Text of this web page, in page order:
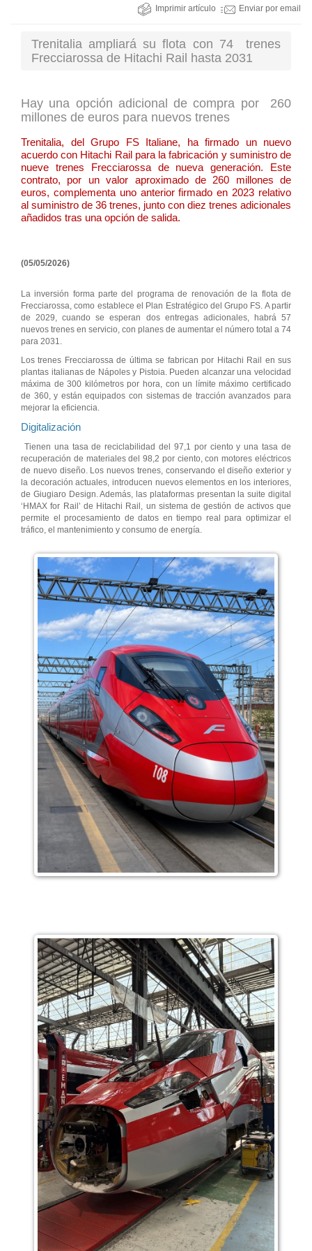
Imprimir artículo Enviar por email
Trenitalia ampliará su flota con 74 trenes
Frecciarossa de Hitachi Rail hasta 2031
Hay una opción adicional de compra por 260
millones de euros para nuevos trenes
Trenitalia, del Grupo FS Italiane, ha firmado un nuevo
acuerdo con Hitachi Rail para la fabricación y suministro de
nueve trenes Frecciarossa de nueva generación. Este
contrato, por un valor aproximado de 260 millones de
euros, complementa uno anterior firmado en 2023 relativo
al suministro de 36 trenes, junto con diez trenes adicionales
añadidos tras una opción de salida.
(05/05/2026)
La inversión forma parte del programa de renovación de la flota de
Frecciarossa, como establece el Plan Estratégico del Grupo FS. A partir
de 2029, cuando se esperan dos entregas adicionales, habrá 57
nuevos trenes en servicio, con planes de aumentar el número total a 74
para 2031.
Los trenes Frecciarossa de última se fabrican por Hitachi Rail en sus
plantas italianas de Nápoles y Pistoia. Pueden alcanzar una velocidad
máxima de 300 kilómetros por hora, con un límite máximo certificado
de 360, y están equipados con sistemas de tracción avanzados para
mejorar la eficiencia.
Digitalización
Tienen una tasa de reciclabilidad del 97,1 por ciento y una tasa de
recuperación de materiales del 98,2 por ciento, con motores eléctricos
de nuevo diseño. Los nuevos trenes, conservando el diseño exterior y
la decoración actuales, introducen nuevos elementos en los interiores,
de Giugiaro Design. Además, las plataformas presentan la suite digital
‘HMAX for Rail’ de Hitachi Rail, un sistema de gestión de activos que
permite el procesamiento de datos en tiempo real para optimizar el
tráfico, el mantenimiento y consumo de energía.